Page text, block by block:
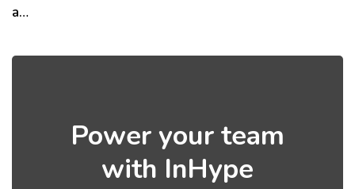
a…
Power your team
with InHype